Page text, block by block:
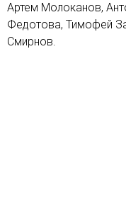
Артем Молоканов,
Федотова, Тимофей
Смирнов.